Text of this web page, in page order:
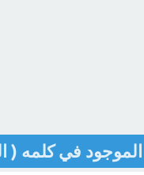
الموجود في كلمه (